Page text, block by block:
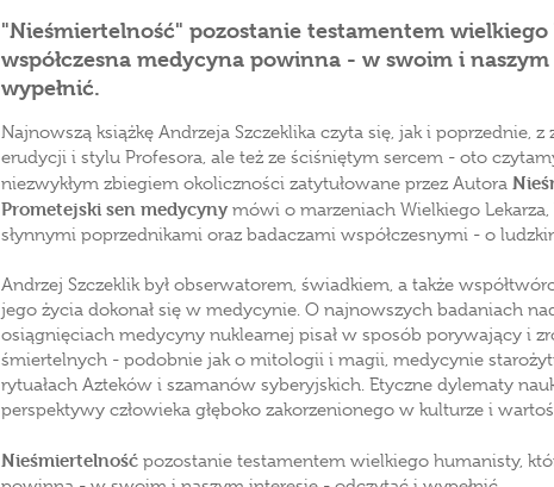
"Nieśmiertelność" pozostanie testamentem
współczesna medycyna powinna - w swoim i
wypełnić.
Najnowszą książkę Andrzeja Szczeklika czyta się, jak i poprzednie,
erudycji i stylu Profesora, ale też ze ściśniętym sercem - oto
niezwykłym zbiegiem okoliczności zatytułowane przez Autora
Prometejski sen medycyny mówi o marzeniach Wielkiego
słynnymi poprzednikami oraz badaczami współczesnymi - o
Andrzej Szczeklik był obserwatorem, świadkiem, a także
jego życia dokonał się w medycynie. O najnowszych badaniach
osiągnięciach medycyny nuklearnej pisał w sposób porywający i
śmiertelnych - podobnie jak o mitologii i magii, medycynie
rytuałach Azteków i szamanów syberyjskich. Etyczne dylematy
perspektywy człowieka głęboko zakorzenionego w kulturze i
Nieśmiertelność pozostanie testamentem wielkiego humanisty,